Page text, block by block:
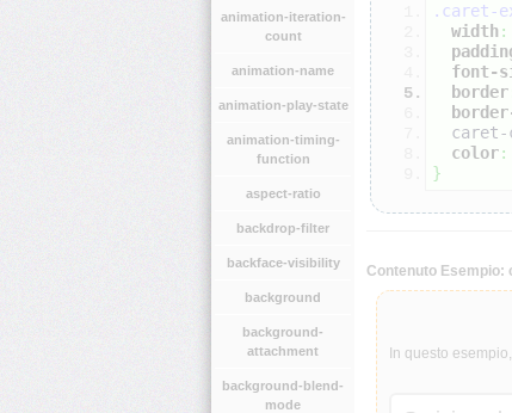
animation-iteration-
count
animation-name
animation-play-state
animation-timing-
function
aspect-ratio
backdrop-filter
backface-visibility
background
background-
attachment
background-blend-
mode
.caret-
width :
font-
border
color:
}
Contenuto Esempio:
In questo